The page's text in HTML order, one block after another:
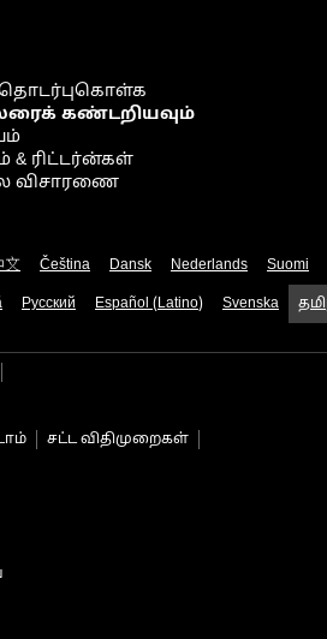
கண்டறியவும்
& ரிட்டர்ன்கள்
விசாரணை
文 Čeština Dansk Nederlands Suomi
Русский Español (Latino) Svenska
சட்ட விதிமுறைகள்